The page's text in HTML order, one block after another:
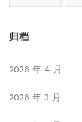
归档
2026 年 4 月
2026 年 3 月